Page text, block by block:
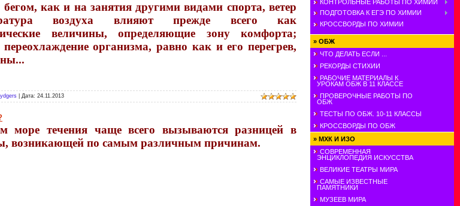
как и на занятия другими видами спорта, ветер
воздуха влияют прежде всего как
величины, определяющие зону комфорта;
переохлаждение организма, равно как и его перегрев,
| Дата: 24.11.2013
море течения чаще всего вызываются разницей в
возникающей по самым различным причинам.
КОНТРОЛЬНЫЕ РАБОТЫ ПО ХИМИИ
ПОДГОТОВКА К ЕГЭ ПО ХИМИИ
КРОССВОРДЫ ПО ХИМИИ
» ОБЖ
ЧТО ДЕЛАТЬ ЕСЛИ ...
РЕКОРДЫ СТИХИИ
РАБОЧИЕ МАТЕРИАЛЫ К
УРОКАМ ОБЖ В 11 КЛАССЕ
ПРОВЕРОЧНЫЕ РАБОТЫ ПО
ОБЖ
ТЕСТЫ ПО ОБЖ. 10-11 КЛАССЫ
КРОССВОРДЫ ПО ОБЖ
» МХК И ИЗО
СОВРЕМЕННАЯ
ЭНЦИКЛОПЕДИЯ ИСКУССТВА
ВЕЛИКИЕ ТЕАТРЫ МИРА
САМЫЕ ИЗВЕСТНЫЕ
ПАМЯТНИКИ
МУЗЕЕВ МИРА